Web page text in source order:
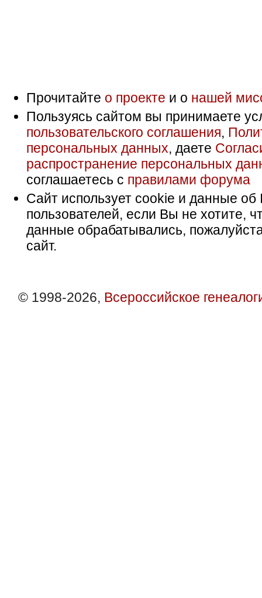
Прочитайте о проекте и о нашей
Пользуясь сайтом вы принимаете
пользовательского соглашения,
персональных данных, даете
распространение персональных
соглашаетесь с правилами форума
Сайт использует cookie и данные об
пользователей, если Вы не хотите,
данные обрабатывались,
сайт.
© 1998-2026, Всероссийское